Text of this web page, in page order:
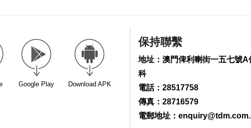
2026-
2026-08-
Google Play Download APK
保持聯繫
地址：澳門俾利喇街一五七號A
科
電話：28517758
傳真：28716579
電郵地址：